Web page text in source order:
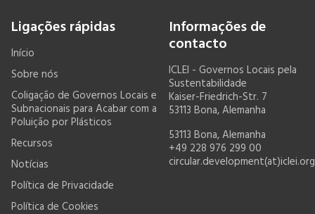
Ligações rápidas
Início
Sobre nós
Coligação de Governos Locais e
Subnacionais para Acabar com a
Poluição por Plásticos
Recursos
Notícias
Política de Privacidade
Política de Cookies
Informações de
contacto
ICLEI - Governos Locais pela
Sustentabilidade
Kaiser-Friedrich-Str. 7
53113 Bona, Alemanha
53113 Bona, Alemanha
+49 228 976 299 00
circular.development(at)iclei.org